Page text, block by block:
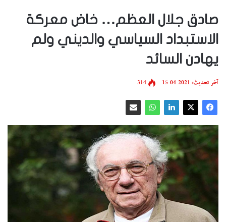
صادق جلال العظم… خاض معركة
الاستبداد السياسي والديني ولم
يهادن السائد
آخر تحديث: 2021-04-15 314